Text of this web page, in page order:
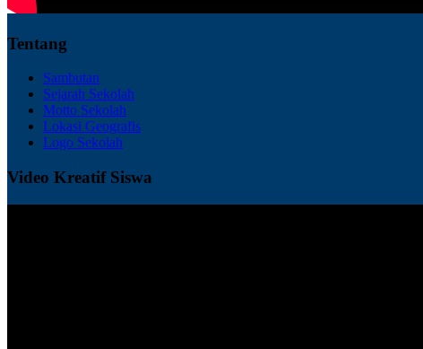
Tentang
Sambutan
Sejarah Sekolah
Motto Sekolah
Lokasi Geografis
Logo Sekolah
Video Kreatif Siswa